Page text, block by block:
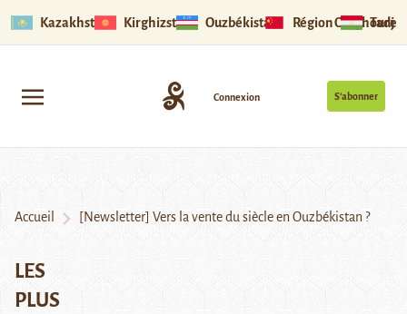
Kazakhstan Kirghizstan Ouzbékistan Région Ouïghoure
S’abonner
Connexion
Accueil [Newsletter] Vers la vente du siècle en Ouzbékistan ?
LES
PLUS